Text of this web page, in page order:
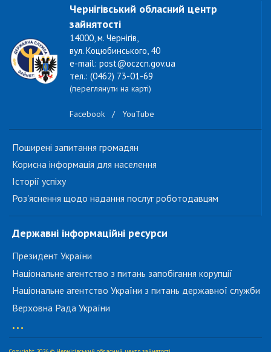
Чернігівський обласний центр
зайнятості
14000, м. Чернігів,
вул. Коцюбинського, 40
e-mail: post@oczcn.gov.ua
тел.: (0462) 73-01-69
(переглянути на карті)
Facebook / YouTube
Поширені запитання громадян
Корисна інформація для населення
Історії успіху
Роз'яснення щодо надання послуг роботодавцям
Державні інформаційні ресурси
Президент України
Національне агентство з питань запобігання корупції
Національне агентство України з питань державної служби
Верховна Рада України
...